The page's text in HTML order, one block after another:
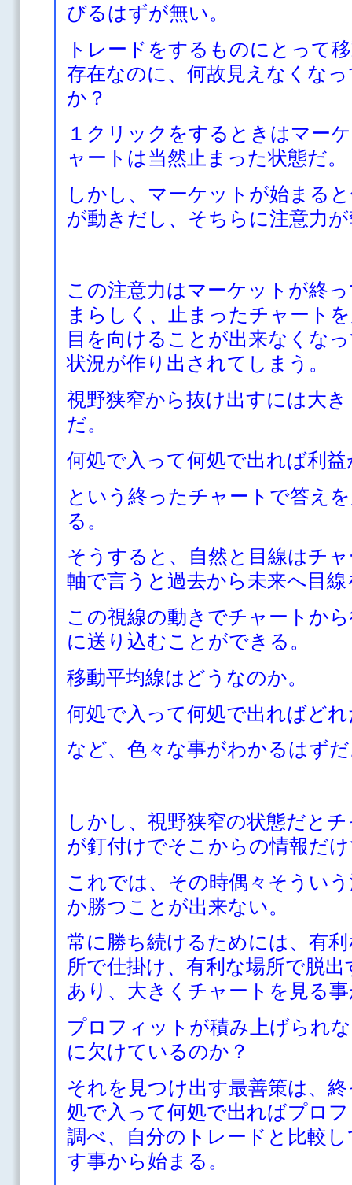
びるはずが無い。
トレードをするものにとって
存在なのに、何故見えなくな
か？
１クリックをするときはマー
ャートは当然止まった状態だ。
しかし、マーケットが始まる
が動きだし、そちらに注意力
この注意力はマーケットが終
まらしく、止まったチャート
目を向けることが出来なくな
状況が作り出されてしまう。
視野狭窄から抜け出すには大
だ。
何処で入って何処で出れば利
という終ったチャートで答え
る。
そうすると、自然と目線はチ
軸で言うと過去から未来へ目
この視線の動きでチャートか
に送り込むことができる。
移動平均線はどうなのか。
何処で入って何処で出ればど
など、色々な事がわかるはず
しかし、視野狭窄の状態だと
が釘付けでそこからの情報だ
これでは、その時偶々そうい
か勝つことが出来ない。
常に勝ち続けるためには、有
所で仕掛け、有利な場所で脱
あり、大きくチャートを見る
プロフィットが積み上げられ
に欠けているのか？
それを見つけ出す最善策は、
処で入って何処で出ればプロ
調べ、自分のトレードと比較
す事から始まる。